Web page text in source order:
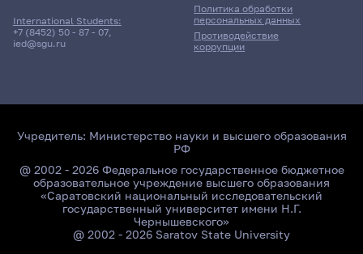
International Students:
+7 (8452) 50 - 87 - 07,
ied@sgu.ru
Политика обработки
персональных данных
Противодействие
коррупции
Учредитель: Министерство науки и высшего образования
РФ
@ 2002 - 2026 Федеральное государственное бюджетное
образовательное учреждение высшего образования
«Саратовский национальный исследовательский
государственный университет имени Н.Г.
Чернышевского»
@ 2002 - 2026 Saratov State University